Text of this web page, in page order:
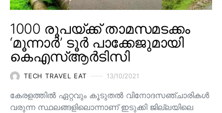
1000 രൂപയ്ക്ക് താമസമടക്കം
‘മൂന്നാർ’ ടൂർ പാക്കേജുമായി
കെഎസ്ആർടിസി
TECH TRAVEL EAT 13/10/2021
കേരളത്തിൽ ഏറ്റവും കൂടുതൽ വിനോദസഞ്ചാരികൾ
വരുന്ന സ്ഥലങ്ങളിലൊന്നാണ് ഇടുക്കി ജില്ലയിലെ